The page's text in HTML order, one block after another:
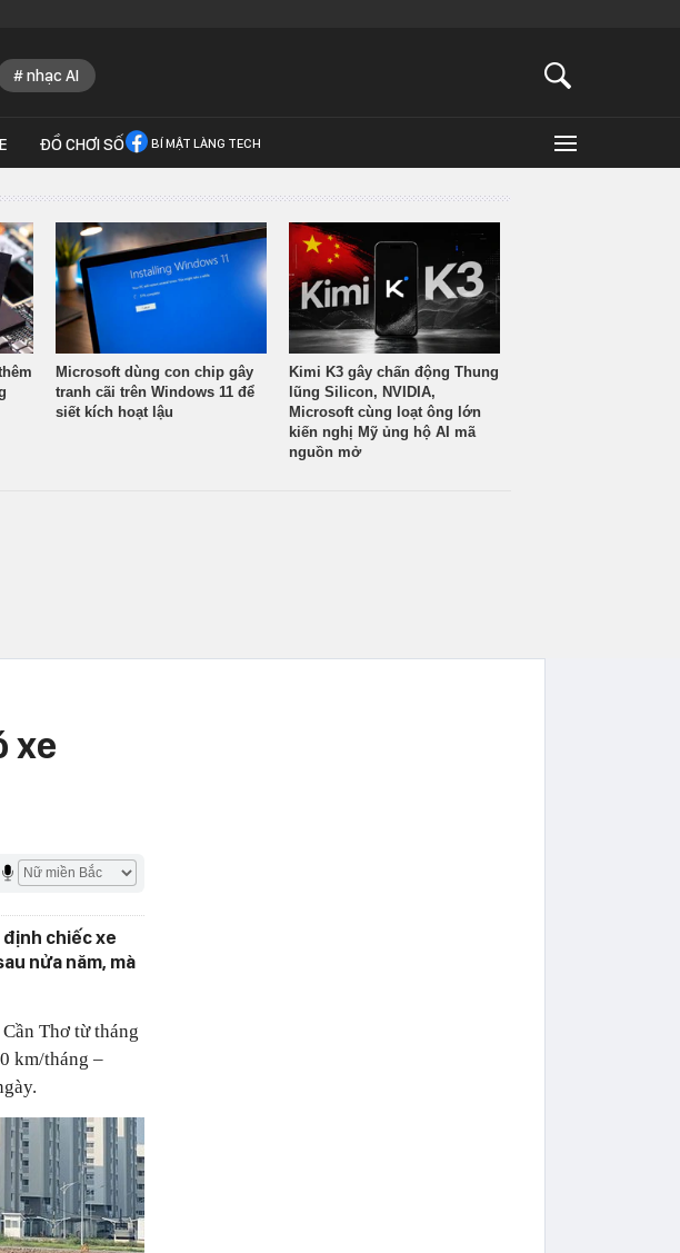
nhạc AI
ĐỒ CHƠI SỐ BÍ MẬT LÀNG TECH
Microsoft dùng con chip gây
tranh cãi trên Windows 11 để
siết kích hoạt lậu
Kimi K3 gây chấn động Thung
lũng Silicon, NVIDIA,
Microsoft cùng loạt ông lớn
kiến nghị Mỹ ủng hộ AI mã
nguồn mở
xe
định chiếc xe
nửa năm, mà
Thơ từ tháng
km/tháng –